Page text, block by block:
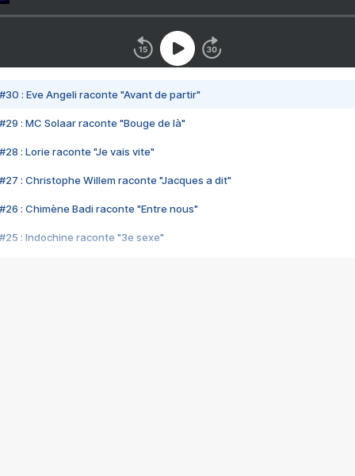
#30 : Eve Angeli raconte "Avant de partir"
#29 : MC Solaar raconte "Bouge de là"
#28 : Lorie raconte "Je vais vite"
#27 : Christophe Willem raconte "Jacques a dit"
#26 : Chimène Badi raconte "Entre nous"
#25 : Indochine raconte "3e sexe"